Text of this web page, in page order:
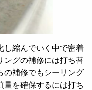
し縮んでいく中で密着
ングの補修には打ち替
の補修でもシーリング
量を確保するには打ち